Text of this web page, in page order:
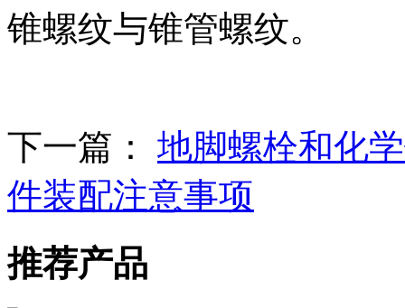
锥螺纹与锥管螺纹。
下一篇： 地脚螺栓和化
件装配注意事项
推荐产品